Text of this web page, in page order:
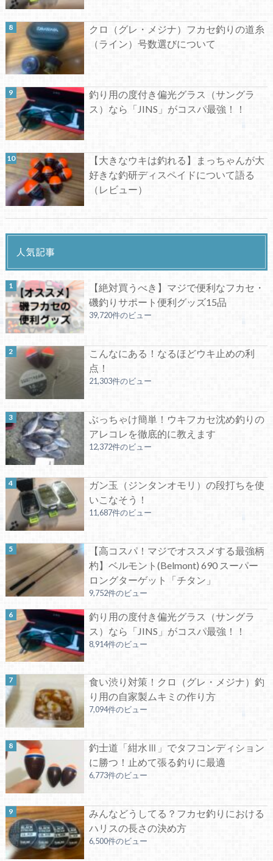
クロ（グレ・メジナ）フカセ釣りの道糸
（ライン）号数選びについて
釣り用の度付き偏光グラス（サングラ
ス）なら「JINS」がコスパ最強！！
【大きなウキは釣れる】まっちゃんが大
好きな釣研ディスペイドについて語る
（レビュー）
人気記事
【絶対買うべき】マジで便利なフカセ・
磯釣りサポート便利グッズ15品
39,720件のビュー
こんなにある！なるほどウキ止めの利
点！
21,303件のビュー
ぶっちゃけ簡単！ウキフカセ沈め釣りの
アレコレを徹底的に教えます
12,372件のビュー
ガン玉（ジンタンオモリ）の段打ちを使
いこなそう！
11,687件のビュー
【高コスパ！マジでオススメする最強柄
杓】ベルモント(Belmont) 690 スーパー
ロングターゲット「チタン」
9,752件のビュー
釣り用の度付き偏光グラス（サングラ
ス）なら「JINS」がコスパ最強！！
8,914件のビュー
食い渋り対策！クロ（グレ・メジナ）釣
り用の自家製ムキミの作り方
7,094件のビュー
釣士道「紺水Ⅲ」でタフコンディション
に勝つ！止めて張る釣りに最適
6,773件のビュー
みんなどうしてる？フカセ釣りにおける
ハリスの長さの決め方
6,500件のビュー